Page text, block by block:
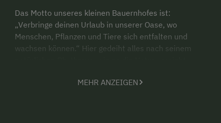
Das Motto unseres kleinen Bauernhofes ist:
„Verbringe deinen Urlaub in unserer Oase, wo
Menschen, Pflanzen und Tiere sich entfalten und
wachsen können.“ Hier gedeiht alles nach seinem
Wir, Andrea und David, leben unsere Dualität am
MEHR ANZEIGEN